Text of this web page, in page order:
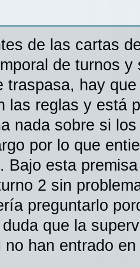
de las cartas
de turnos
traspasa, hay
las reglas y está
nada sobre si
por lo que
Bajo esta
2 sin
preguntarlo
que la
no han entrado